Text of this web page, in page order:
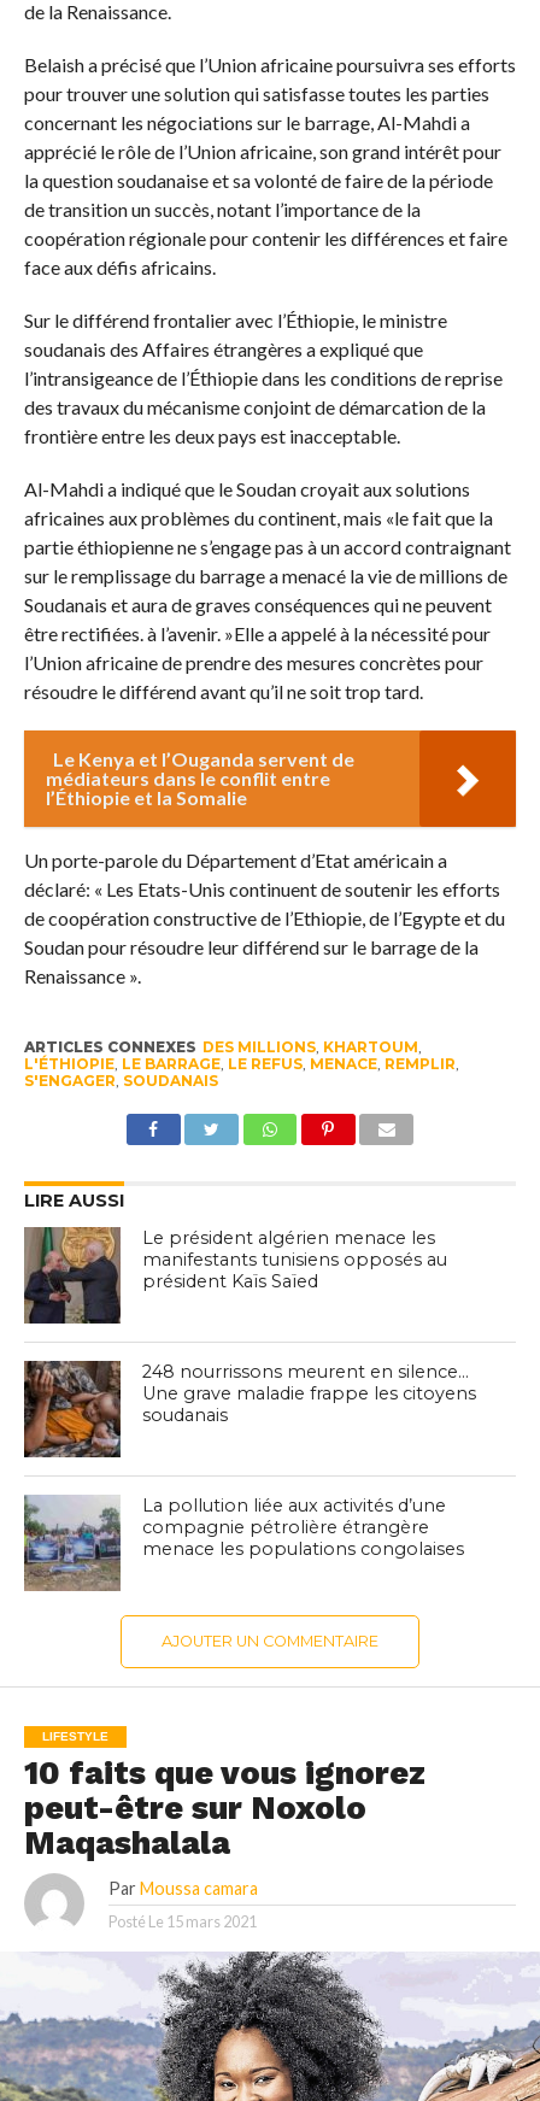
de la Renaissance.
Belaish a précisé que l’Union africaine poursuivra ses efforts
pour trouver une solution qui satisfasse toutes les parties
concernant les négociations sur le barrage, Al-Mahdi a
apprécié le rôle de l’Union africaine, son grand intérêt pour
la question soudanaise et sa volonté de faire de la période
de transition un succès, notant l’importance de la
coopération régionale pour contenir les différences et faire
face aux défis africains.
Sur le différend frontalier avec l’Éthiopie, le ministre
soudanais des Affaires étrangères a expliqué que
l’intransigeance de l’Éthiopie dans les conditions de reprise
des travaux du mécanisme conjoint de démarcation de la
frontière entre les deux pays est inacceptable.
Al-Mahdi a indiqué que le Soudan croyait aux solutions
africaines aux problèmes du continent, mais «le fait que la
partie éthiopienne ne s’engage pas à un accord contraignant
sur le remplissage du barrage a menacé la vie de millions de
Soudanais et aura de graves conséquences qui ne peuvent
être rectifiées. à l’avenir. »Elle a appelé à la nécessité pour
l’Union africaine de prendre des mesures concrètes pour
résoudre le différend avant qu’il ne soit trop tard.
Le Kenya et l’Ouganda servent de
médiateurs dans le conflit entre
l’Éthiopie et la Somalie
Un porte-parole du Département d’Etat américain a
déclaré: « Les Etats-Unis continuent de soutenir les efforts
de coopération constructive de l’Ethiopie, de l’Egypte et du
Soudan pour résoudre leur différend sur le barrage de la
Renaissance ».
ARTICLES CONNEXES DES MILLIONS, KHARTOUM
L'ÉTHIOPIE, LE BARRAGE, LE REFUS, MENACE, REMPLIR
S'ENGAGER SOUDANAIS
LIRE AUSSI
Le président algérien menace les
manifestants tunisiens opposés au
président Kaïs Saïed
248 nourrissons meurent en silence…
Une grave maladie frappe les citoyens
soudanais
La pollution liée aux activités d’une
compagnie pétrolière étrangère
menace les populations congolaises
AJOUTER UN COMMENTAIRE
LIFESTYLE
10 faits que vous ignorez
peut-être sur Noxolo
Maqashalala
Par Moussa camara
Posté Le 15 mars 2021